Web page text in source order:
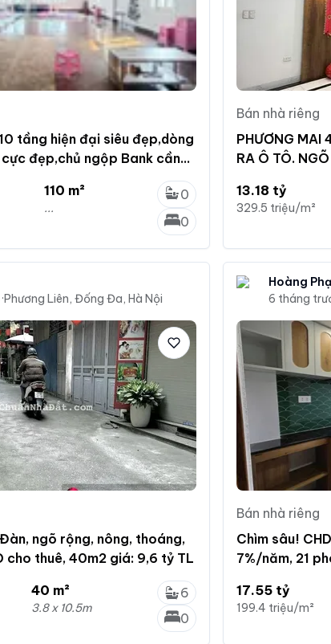
tầng hiện đại siêu đẹp,dòng
đẹp,chủ ngộp Bank cần
110 m²
...
0
0
Bán nhà riêng
PHƯƠNG MAI
RA Ô TÔ.
13.18 tỷ
329.5 triệu/m²
·Phương Liên, Đống Đa, Hà Nội
ngõ rộng, nông, thoáng,
cho thuê, 40m2 giá: 9,6 tỷ TL
40 m²
3.8 x 10.5m
6
0
Hoàng
6 tháng
Bán nhà riêng
Chìm sâu!
7%/năm, 21
17.55 tỷ
199.4 triệu/m²